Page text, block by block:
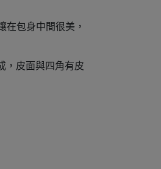
在包身中間很美，
，皮面與四角有皮